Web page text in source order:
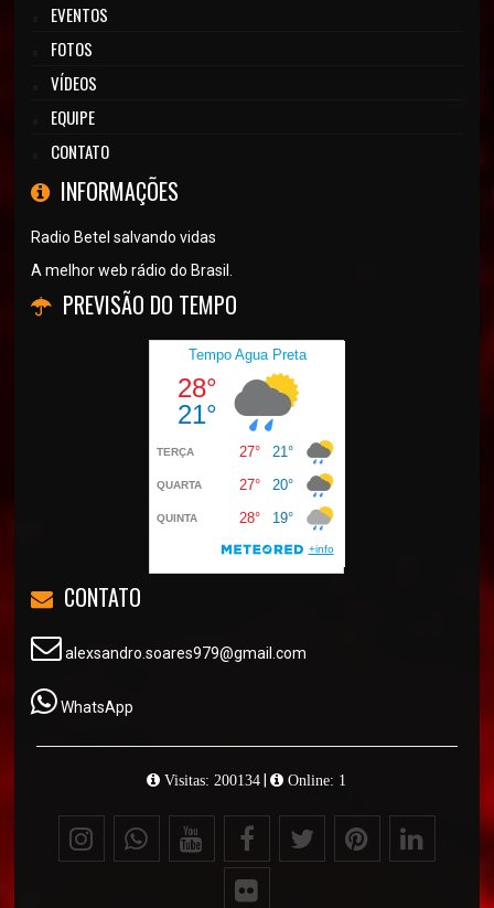
EVENTOS
FOTOS
VÍDEOS
EQUIPE
CONTATO
INFORMAÇÕES
Radio Betel salvando vidas
A melhor web rádio do Brasil.
PREVISÃO DO TEMPO
CONTATO
alexsandro.soares979@gmail.com
WhatsApp
Visitas: 200134 | Online: 1